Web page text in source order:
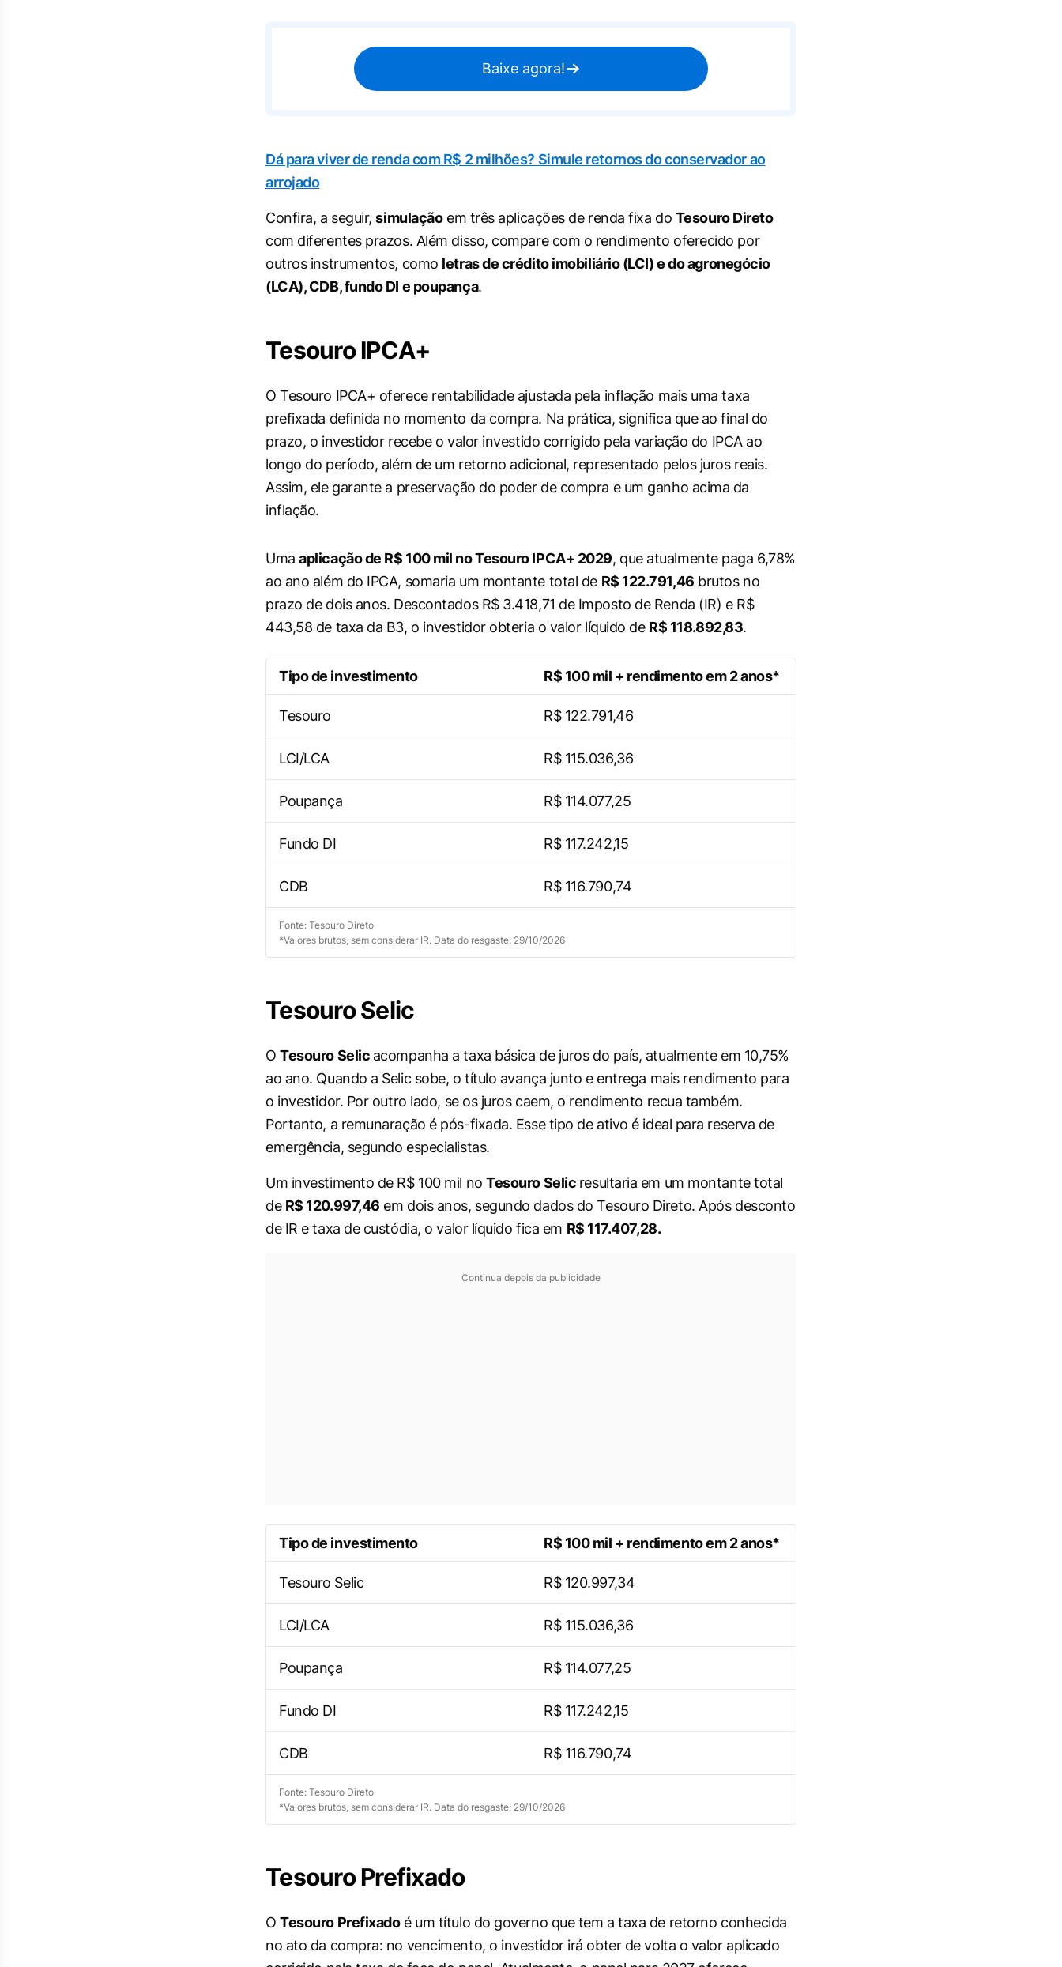
Baixe agora!
Dá para viver de renda com R$ 2 milhões? Simule retornos do conservador ao
arrojado
Confira, a seguir,simulaçãoem três aplicações de renda fixa do Tesouro Direto
com diferentes prazos. Além disso, compare com o rendimento oferecido por
outros instrumentos, como letras de crédito imobiliário (LCI) e do agronegócio
(LCA), CDB, fundo DI e poupança.
Tesouro IPCA+
O Tesouro IPCA+ oferece rentabilidade ajustada pela inflação mais uma taxa
prefixada definida no momento da compra. Na prática, significa que ao final do
prazo, o investidor recebe o valor investido corrigido pela variação do IPCA ao
longo do período, além de um retorno adicional, representado pelos juros reais.
Assim, ele garante a preservação do poder de compra e um ganho acima da
inflação.
Umaaplicação de R$ 100 mil no Tesouro IPCA+ 2029, que atualmente paga 6,78%
ao ano além do IPCA, somaria um montante total de R$ 122.791,46 brutos no
prazo de dois anos. Descontados R$ 3.418,71 de Imposto de Renda (IR) e R$
443,58 de taxa da B3, o investidor obteria o valor líquido de R$ 118.892,83.
Tipo de investimento R$ 100 mil + rendimento em 2 anos*
Tesouro R$ 122.791,46
LCI/LCA R$ 115.036,36
Poupança R$ 114.077,25
Fundo DI R$ 117.242,15
CDB R$ 116.790,74
Fonte: Tesouro Direto
*Valores brutos, sem considerar IR. Data do resgaste: 29/10/2026
Tesouro Selic
OTesouro Selic acompanha a taxa básica de juros do país, atualmente em 10,75%
ao ano. Quando a Selic sobe, o título avança junto e entrega mais rendimento para
o investidor. Por outro lado, se os juros caem, o rendimento recua também.
Portanto, a remunaração é pós-fixada. Esse tipo de ativo é ideal para reserva de
emergência, segundo especialistas.
Um investimento de R$ 100 mil noTesouro Selic resultaria em um montante total
de R$ 120.997,46 em dois anos, segundo dados do Tesouro Direto. Após desconto
de IR e taxa de custódia, o valor líquido fica em R$ 117.407,28.
Continua depois da publicidade
Tipo de investimento R$ 100 mil + rendimento em 2 anos*
Tesouro Selic R$ 120.997,34
LCI/LCA R$ 115.036,36
Poupança R$ 114.077,25
Fundo DI R$ 117.242,15
CDB R$ 116.790,74
Fonte: Tesouro Direto
*Valores brutos, sem considerar IR. Data do resgaste: 29/10/2026
Tesouro Prefixado
OTesouro Prefixadoé um título do governo que tem a taxa de retorno conhecida
no ato da compra: no vencimento, o investidor irá obter de volta o valor aplicado